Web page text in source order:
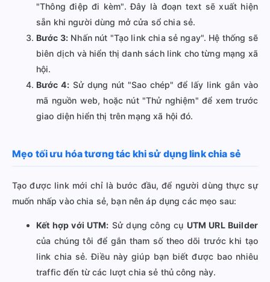
"Thông điệp đi kèm". Đây là đoạn text sẽ xuất hiện
sẵn khi người dùng mở cửa sổ chia sẻ.
Bước 3: Nhấn nút "Tạo link chia sẻ ngay". Hệ thống sẽ
biên dịch và hiển thị danh sách link cho từng mạng xã
hội.
Bước 4: Sử dụng nút "Sao chép" để lấy link gắn vào
mã nguồn web, hoặc nút "Thử nghiệm" để xem trước
giao diện hiển thị trên mạng xã hội đó.
Mẹo tối ưu hóa tương tác khi sử dụng link chia sẻ
Tạo được link mới chỉ là bước đầu, để người dùng thực sự
muốn nhấp vào chia sẻ, bạn nên áp dụng các mẹo sau:
Kết hợp với UTM: Sử dụng công cụ UTM URL Builder
của chúng tôi để gắn tham số theo dõi trước khi tạo
link chia sẻ. Điều này giúp bạn biết được bao nhiêu
traffic đến từ các lượt chia sẻ thủ công này.